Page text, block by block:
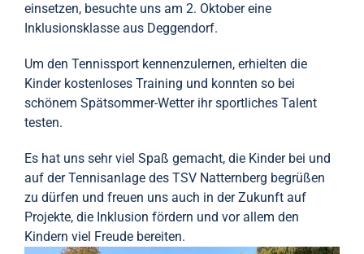
einsetzen, besuchte uns am 2. Oktober eine
Inklusionsklasse aus Deggendorf.
Um den Tennissport kennenzulernen, erhielten die
Kinder kostenloses Training und konnten so bei
schönem Spätsommer-Wetter ihr sportliches Talent
testen.
Es hat uns sehr viel Spaß gemacht, die Kinder bei und
auf der Tennisanlage des TSV Natternberg begrüßen
zu dürfen und freuen uns auch in der Zukunft auf
Projekte, die Inklusion fördern und vor allem den
Kindern viel Freude bereiten.